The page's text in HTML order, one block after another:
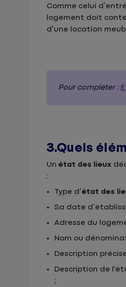
Comme celui
logement doit
d’une location
Pour compléter :
3.Quels
Un état des lieux
:
Type d’état des
Sa date
Adresse du
Nom ou
Description
Description de
;